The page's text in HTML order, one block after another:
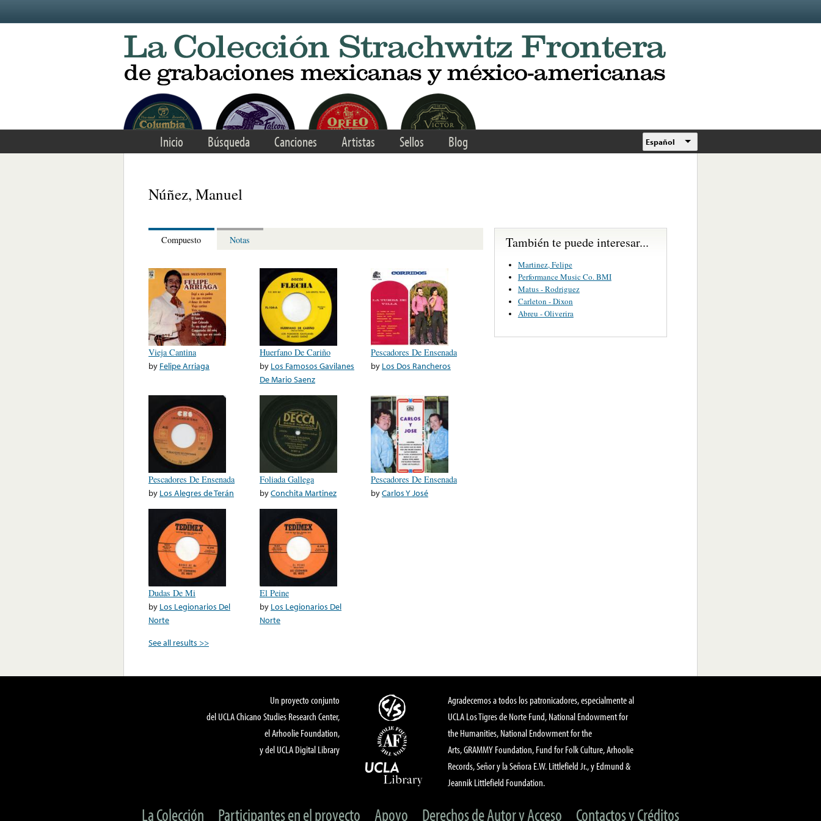
Inicio Búsqueda Canciones Artistas Sellos Blog Español
Núñez, Manuel
Compuesto Notas
Vieja Cantina
by Felipe Arriaga
Huerfano De Cariño
by Los Famosos Gavilanes
De Mario Saenz
Pescadores De Ensenada
by Los Dos Rancheros
Pescadores De Ensenada
by Los Alegres de Terán
Foliada Gallega
byConchita Martinez
Pescadores De Ensenada
byCarlos Y José
Dudas De Mi
by Los Legionarios Del
Norte
El Peine
by Los Legionarios Del
Norte
See all results >>
También te puede interesar...
Martinez, Felipe
Performance Music Co. BMI
Matus - Rodriguez
Carleton - Dixon
Abreu - Oliverira
Un proyecto conjunto
del UCLA Chicano Studies Research Center,
el Arhoolie Foundation,
y del UCLA Digital Library
Agradecemos a todos los patronicadores, especialmente al
UCLA Los Tigres de Norte Fund, National Endowment for
the Humanities, National Endowment for the
Arts, GRAMMY Foundation, Fund for Folk Culture, Arhoolie
Records, Señor y la Señora E.W. Littlefield Jr., y Edmund &
Jeannik Littlefield Foundation.
La Colección Participantes en el proyecto Apoyo Derechos de Autor y Acceso Contactos y Créditos